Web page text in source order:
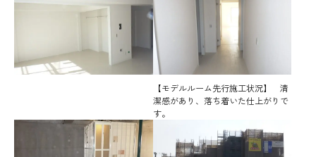
【モデルルーム先行施工状況】 清
潔感があり、落ち着いた仕上がりで
す。